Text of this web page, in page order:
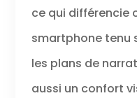
ce qui différencie
smartphone tenu
les plans de
aussi un confort